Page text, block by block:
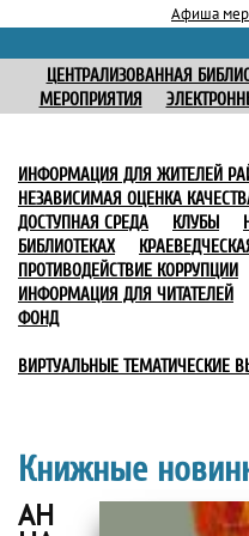
Афиша
ЦЕНТРАЛИЗОВАННАЯ
МЕРОПРИЯТИЯ
ИНФОРМАЦИЯ ДЛЯ ЖИТЕЛЕЙ
НЕЗАВИСИМАЯ ОЦЕНКА
ДОСТУПНАЯ СРЕДА
КЛУБЫ
БИБЛИОТЕКАХ
ПРОТИВОДЕЙСТВИЕ КОРРУПЦИИ
ИНФОРМАЦИЯ ДЛЯ ЧИТАТЕЛЕЙ
ФОНД
ВИРТУАЛЬНЫЕ ТЕМАТИЧЕСКИЕ
Книжные
АН